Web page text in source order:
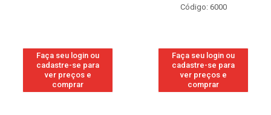
Faça seu login ou
cadastre-se para
ver preços e
comprar
Código: 6000
Faça seu login ou
cadastre-se para
ver preços e
comprar